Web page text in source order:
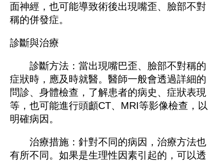
面神經，也可能導致術後出現嘴歪、臉部不對
稱的併發症。
診斷與治療
診斷方法：當出現嘴巴歪、臉部不對稱的
症狀時，應及時就醫。醫師一般會透過詳細的
問診、身體檢查，了解患者的病史、症狀表現
等，也可能進行頭顱CT、MRI等影像檢查，以
明確病因。
治療措施：針對不同的病因，治療方法也
有所不同。如果是生理性因素引起的，可以透